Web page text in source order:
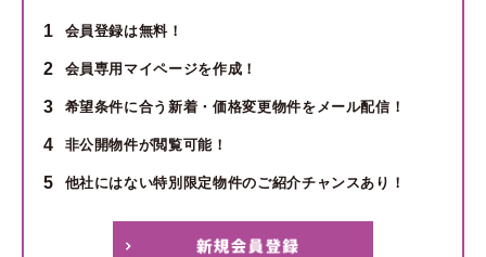
1 会員登録は無料！
2 会員専用マイページを作成！
3 希望条件に合う新着・価格変更物件をメール配信！
4 非公開物件が閲覧可能！
5 他社にはない特別限定物件のご紹介チャンスあり！